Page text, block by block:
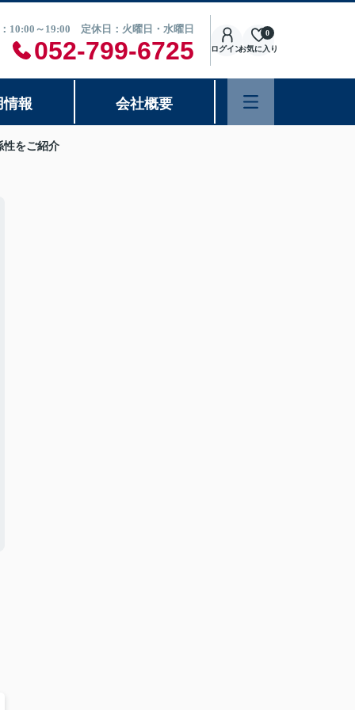
10:00～19:00 定休日：火曜日・水曜日
052-799-6725 ログインお気に入り
0
情報 会社概要
性をご紹介